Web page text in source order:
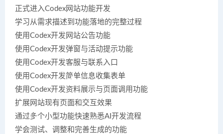
正式进入Codex网站功能开发
学习从需求描述到功能落地的完整过程
使用Codex开发网站公告功能
使用Codex开发弹窗与活动提示功能
使用Codex开发客服与联系入口
使用Codex开发简单信息收集表单
使用Codex开发资料展示与页面调用功能
扩展网站现有页面和交互效果
通过多个小型功能快速熟悉AI开发流程
学会测试、调整和完善生成的功能